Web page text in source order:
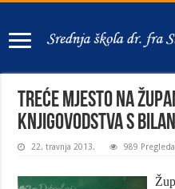
Treće mjesto na
knjigovodstva s
22. travnja 2013. 989 Pregleda